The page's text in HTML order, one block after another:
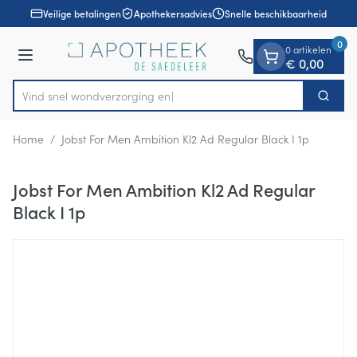
Ga naar de inhoud
1 van 1Veilige betalingen Apothekersadvies Snelle beschikbaarheid
Menu
Product, merk, categorie...
Vind snel wondverz Zoek
0 artikelen
€ 0,00
0
Home / Jobst For Men Ambition Kl2 Ad Regular Black I 1p
Jobst For Men Ambition Kl2 Ad Regular
Black I 1p